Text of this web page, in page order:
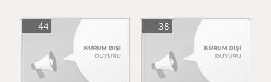
44 38